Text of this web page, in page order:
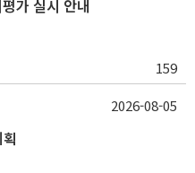
가 실시 안내
159
2026-08-05